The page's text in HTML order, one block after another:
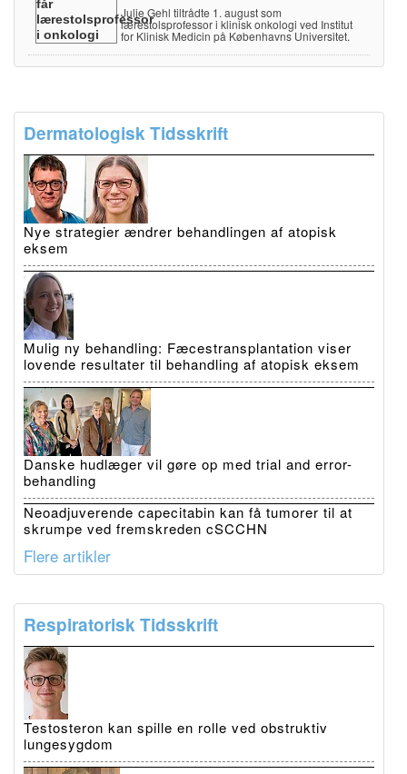
Julie Gehl tiltrådte 1. august som
lærestolsprofessor i klinisk onkologi ved Institut
for Klinisk Medicin på Københavns Universitet.
Dermatologisk Tidsskrift
Nye strategier ændrer behandlingen af atopisk
eksem
Mulig ny behandling: Fæcestransplantation viser
lovende resultater til behandling af atopisk eksem
Danske hudlæger vil gøre op med trial and error-
behandling
Neoadjuverende capecitabin kan få tumorer til at
skrumpe ved fremskreden cSCCHN
Flere artikler
Respiratorisk Tidsskrift
Testosteron kan spille en rolle ved obstruktiv
lungesygdom